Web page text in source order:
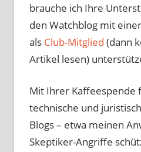
brauche ich Ihre
den Watchblog mit
als Club-Mitglied (dann
Artikel lesen)
Mit Ihrer Kaffeespende
technische und
Blogs – etwa meinen
Skeptiker-Angriffe